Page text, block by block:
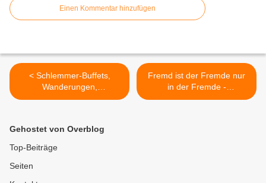
Einen Kommentar hinzufügen
< Schlemmer-Buffets,
Wanderungen,
Einkaufsfahrten, Ausflüge -
Heidinger mit viel Herzblut
ihre Altersgenossen
Fremd ist der Fremde nur
in der Fremde -
Schülerinnen des
Gehostet von Overblog
Top-Beiträge
Seiten